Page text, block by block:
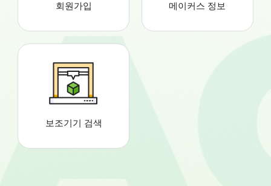
회원가입 메이커스 정보
보조기기 검색